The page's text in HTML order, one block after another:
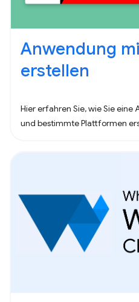
Anwendung
erstellen
Hier erfahren Sie, wie Sie eine
und bestimmte Plattformen